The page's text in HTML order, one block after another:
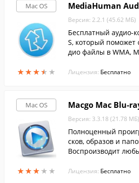
Mac OS
★★★★ ★
★★★★ ★
MediaHuman
Версия: 2.2.1 (45.62 МБ)
Бесплатный аудио-
S, который поможет
дио файлы в WMA,
Лицензия: Бесплатно
Mac OS
★★★★ ★
★★★★ ★
Macgo Mac Blu-
Версия: 3.3.18 (21.78 МБ)
Полноценный
сков, образов и
Воспроизводит
Лицензия: Бесплатно